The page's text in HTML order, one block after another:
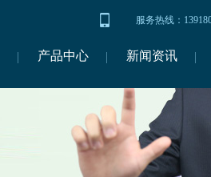
服务热线：
产品中心 新闻资讯